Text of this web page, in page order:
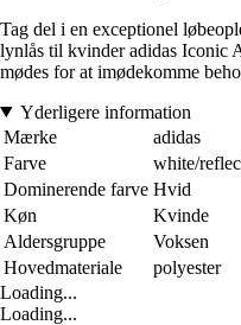
Tag del i en exceptionel
lynlås til kvinder adidas Iconic
mødes for at imødekomme
Yderligere information
Mærke
adidas
Farve
white/
Dominerende farve Hvid
Køn
Kvinde
Aldersgruppe
Voksen
Hovedmateriale
polyester
Loading...
Loading...